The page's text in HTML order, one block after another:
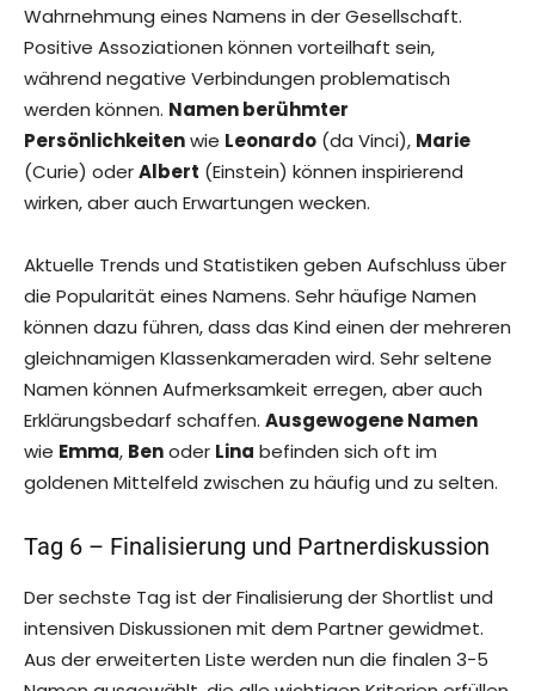
Wahrnehmung eines Namens in der Gesellschaft.
Positive Assoziationen können vorteilhaft sein,
während negative Verbindungen problematisch
werden können. Namen berühmter
Persönlichkeitenwie Leonardo (da Vinci), Marie
(Curie) oderAlbert (Einstein) können inspirierend
wirken, aber auch Erwartungen wecken.
Aktuelle Trends und Statistiken geben Aufschluss über
die Popularität eines Namens. Sehr häufige Namen
können dazu führen, dass das Kind einen der mehreren
gleichnamigen Klassenkameraden wird. Sehr seltene
Namen können Aufmerksamkeit erregen, aber auch
Erklärungsbedarf schaffen. Ausgewogene Namen
wie Emma, Benoder Lina befinden sich oft im
goldenen Mittelfeld zwischen zu häufig und zu selten.
Tag 6 – Finalisierung und Partnerdiskussion
Der sechste Tag ist der Finalisierung der Shortlist und
intensiven Diskussionen mit dem Partner gewidmet.
Aus der erweiterten Liste werden nun die finalen 3-5